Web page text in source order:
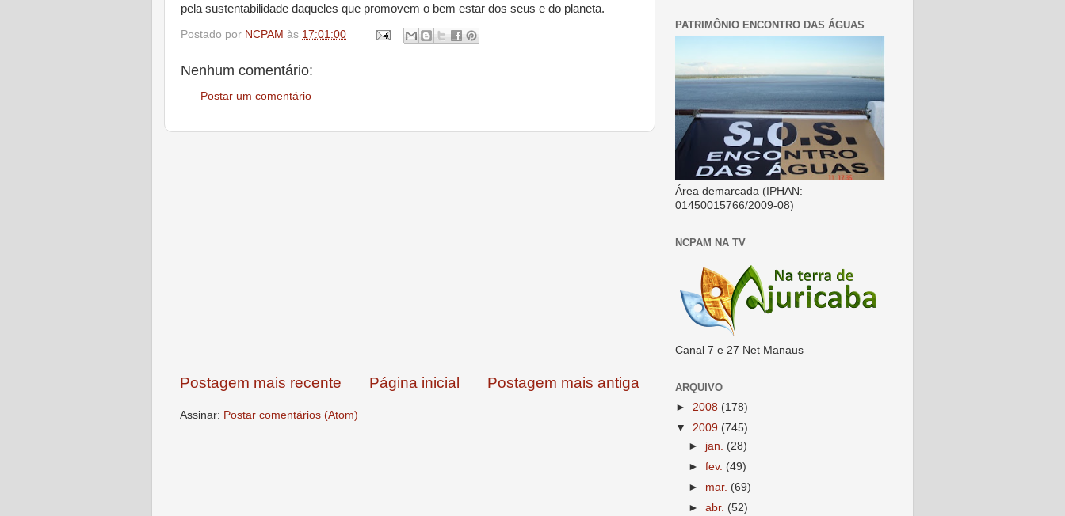
pela sustentabilidade daqueles que promovem o bem estar dos seus e do planeta.
Postado por NCPAM às 17:01:00
Nenhum comentário:
Postar um comentário
Postagem mais recente Postagem mais antiga
Página inicial
Assinar: Postar comentários (Atom)
PATRIMÔNIO ENCONTRO DAS ÁGUAS
Área demarcada (IPHAN:
01450015766/2009-08)
NCPAM NA TV
Canal 7 e 27 Net Manaus
ARQUIVO
► 2008 (178)
▼ 2009 (745)
► jan. (28)
►fev. (49)
► mar. (69)
►abr. (52)